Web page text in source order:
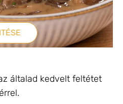
általad kedvelt feltétet